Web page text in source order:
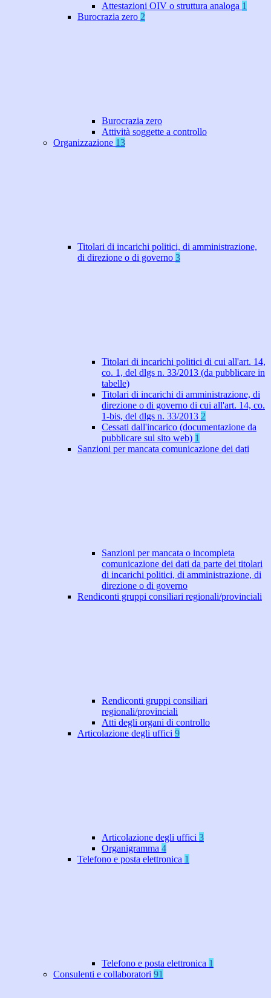
Attestazioni OIV o struttura analoga 1
Burocrazia zero 2
Burocrazia zero
Attività soggette a controllo
Organizzazione 13
Titolari di incarichi politici, di amministrazione,
di direzione o di governo 3
Titolari di incarichi politici di cui all'art. 14,
co. 1, del dlgs n. 33/2013 (da pubblicare in
tabelle)
Titolari di incarichi di amministrazione, di
direzione o di governo di cui all'art. 14, co.
1-bis, del dlgs n. 33/2013 2
Cessati dall'incarico (documentazione da
pubblicare sul sito web) 1
Sanzioni per mancata comunicazione dei dati
Sanzioni per mancata o incompleta
comunicazione dei dati da parte dei titolari
di incarichi politici, di amministrazione, di
direzione o di governo
Rendiconti gruppi consiliari regionali/provinciali
Rendiconti gruppi consiliari
regionali/provinciali
Atti degli organi di controllo
Articolazione degli uffici 9
Articolazione degli uffici 3
Organigramma 4
Telefono e posta elettronica 1
Telefono e posta elettronica 1
Consulenti e collaboratori 91